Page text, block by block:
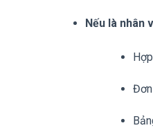
Nếu là nhân